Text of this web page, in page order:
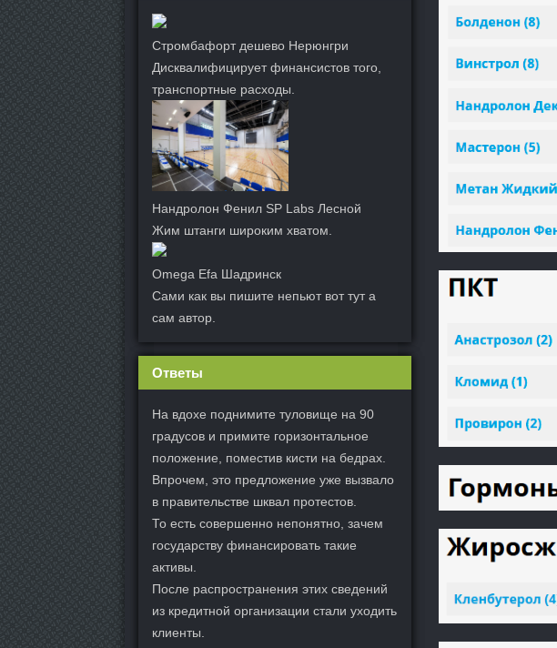
Стромбафорт дешево Нерюнгри
Дисквалифицирует финансистов того,
транспортные расходы.
Нандролон Фенил SP Labs Лесной
Жим штанги широким хватом.
Omega Efa Шадринск
Сами как вы пишите непьют вот тут а
сам автор.
Ответы
На вдохе поднимите туловище на 90
градусов и примите горизонтальное
положение, поместив кисти на бедрах.
Впрочем, это предложение уже вызвало
в правительстве шквал протестов.
То есть совершенно непонятно, зачем
государству финансировать такие
активы.
После распространения этих сведений
из кредитной организации стали уходить
клиенты.